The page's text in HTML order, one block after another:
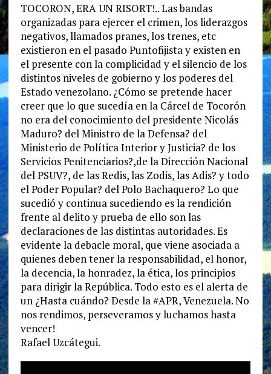
TOCORON, ERA UN RISORT!.. Las bandas
organizadas para ejercer el crimen, los liderazgos
negativos, llamados pranes, los trenes, etc
existieron en el pasado Puntofijista y existen en
el presente con la complicidad y el silencio de los
distintos niveles de gobierno y los poderes del
Estado venezolano. ¿Cómo se pretende hacer
creer que lo que sucedía en la Cárcel de Tocorón
no era del conocimiento del presidente Nicolás
Maduro? del Ministro de la Defensa? del
Ministerio de Política Interior y Justicia? de los
Servicios Penitenciarios?,de la Dirección Nacional
del PSUV?, de las Redis, las Zodis, las Adis? y todo
el Poder Popular? del Polo Bachaquero? Lo que
sucedió y continua sucediendo es la rendición
frente al delito y prueba de ello son las
declaraciones de las distintas autoridades. Es
evidente la debacle moral, que viene asociada a
quienes deben tener la responsabilidad, el honor,
la decencia, la honradez, la ética, los principios
para dirigir la República. Todo esto es el alerta de
un ¿Hasta cuándo? Desde la #APR, Venezuela. No
nos rendimos, perseveramos y luchamos hasta
vencer!
Rafael Uzcátegui.